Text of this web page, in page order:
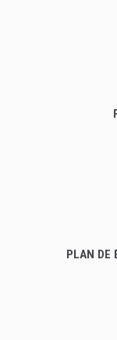
PLAN DE